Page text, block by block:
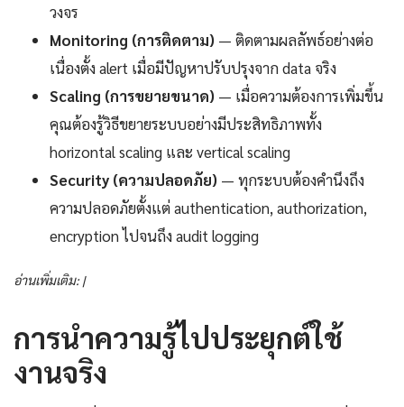
วงจร
Monitoring (การติดตาม) — ติดตามผลลัพธ์อย่างต่อ
เนื่องตั้ง alert เมื่อมีปัญหาปรับปรุงจาก data จริง
Scaling (การขยายขนาด) — เมื่อความต้องการเพิ่มขึ้น
คุณต้องรู้วิธีขยายระบบอย่างมีประสิทธิภาพทั้ง
horizontal scaling และ vertical scaling
Security (ความปลอดภัย) — ทุกระบบต้องคำนึงถึง
ความปลอดภัยตั้งแต่ authentication, authorization,
encryption ไปจนถึง audit logging
อ่านเพิ่มเติม: |
การนำความรู้ไปประยุกต์ใช้
งานจริง